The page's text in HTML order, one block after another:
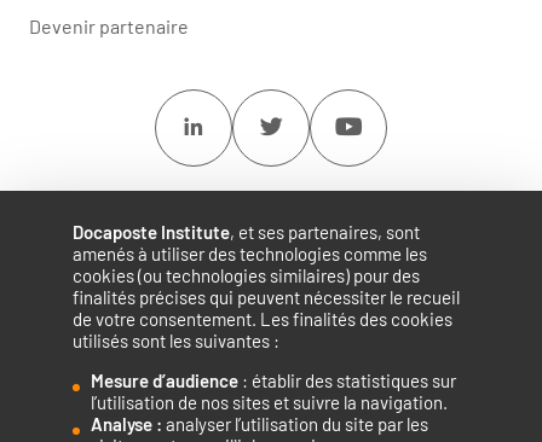
Docaposte Institute, et ses partenaires, sont
amenés à utiliser des technologies comme les
cookies (ou technologies similaires) pour des
finalités précises qui peuvent nécessiter le recueil
de votre consentement. Les finalités des cookies
utilisés sont les suivantes :
Mesure d’audience : établir des statistiques sur
l’utilisation de nos sites et suivre la navigation.
Analyse : analyser l’utilisation du site par les
Accélérateur de compétences numériques.
Devenir partenaire
Linkedin Twitter Youtube